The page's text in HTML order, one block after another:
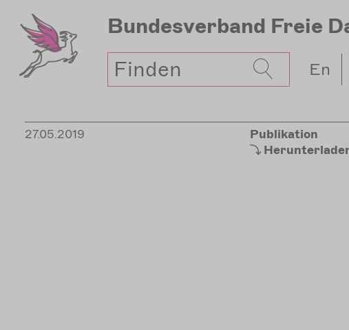
zum
Inhalt
Bundesverband Freie
Suche
En
27.05.2019
Publikation